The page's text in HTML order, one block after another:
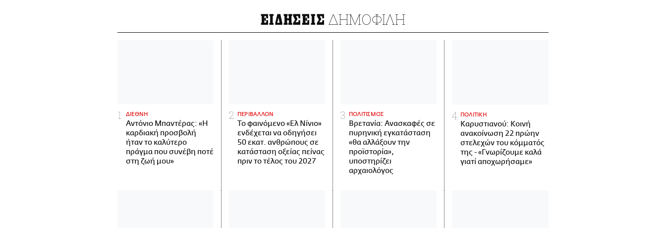
ΕΙΔΗΣΕΙΣ ΔΗΜΟΦΙΛΗ
ΔΙΕΘΝΗ
Αντόνιο Μπαντέρας: «Η
καρδιακή προσβολή
ήταν το καλύτερο
πράγμα που συνέβη ποτέ
στη ζωή μου»
ΠΕΡΙΒΑΛΛΟΝ
Το φαινόμενο «Ελ Νίνιο»
ενδέχεται να οδηγήσει
50 εκατ. ανθρώπους σε
κατάσταση οξείας πείνας
πριν το τέλος του 2027
ΠΟΛΙΤΙΣΜΟΣ
Βρετανία: Ανασκαφές σε
πυρηνική εγκατάσταση
«θα αλλάξουν την
προϊστορία»,
υποστηρίζει
αρχαιολόγος
ΠΟΛΙΤΙΚΗ
Καρυστιανού: Κοινή
ανακοίνωση 22 πρώην
στελεχών του κόμματός
της - «Γνωρίζουμε καλά
γιατί αποχωρήσαμε»